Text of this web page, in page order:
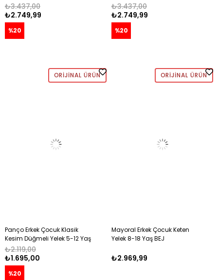
₺2.749,99
₺3.437,00
%20
₺2.749,99
₺3.437,00
%20
ORIJINAL ÜRÜN
Panço Erkek Çocuk Klasik
Kesim Düğmeli Yelek 5-12 Yaş
BEJ
₺1.695,00
₺2.119,00
%20
ORIJINAL ÜRÜN
Mayoral Erkek Çocuk Keten
Yelek 8-18 Yaş BEJ
₺2.969,99